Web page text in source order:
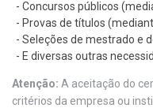
- Concursos públicos
- Provas de títulos
- Seleções de mestrado e
- E diversas outras
Atenção: A aceitação do
critérios da empresa ou